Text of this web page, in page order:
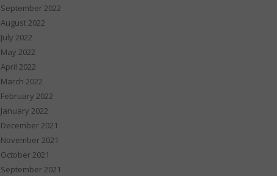
September 2022
August 2022
July 2022
May 2022
April 2022
March 2022
February 2022
January 2022
December 2021
November 2021
October 2021
September 2021